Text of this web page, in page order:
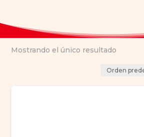
Mostrando el único resultado